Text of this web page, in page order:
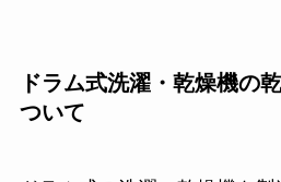
ドラム式洗濯・乾燥機の
ついて